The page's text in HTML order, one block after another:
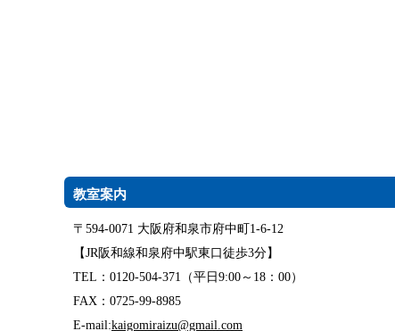
教室案内
〒594-0071 大阪府和泉市府中町1-6-12
【JR阪和線和泉府中駅東口徒歩3分】
TEL：0120-504-371（平日9:00～18：00）
FAX：0725-99-8985
E-mail:kaigomiraizu@gmail.com